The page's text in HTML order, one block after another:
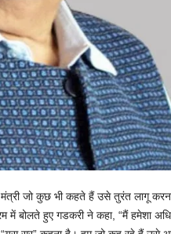
जो कुछ भी कहते हैं उसे तुरंत लागू करना
में बोलते हुए गडकरी ने कहा, “मैं हमेशा